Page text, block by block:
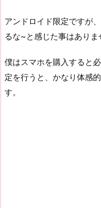
アンドロイド限定ですが
るな~と感じた事はありま
僕はスマホを購入すると
定を行うと、かなり体感
す。